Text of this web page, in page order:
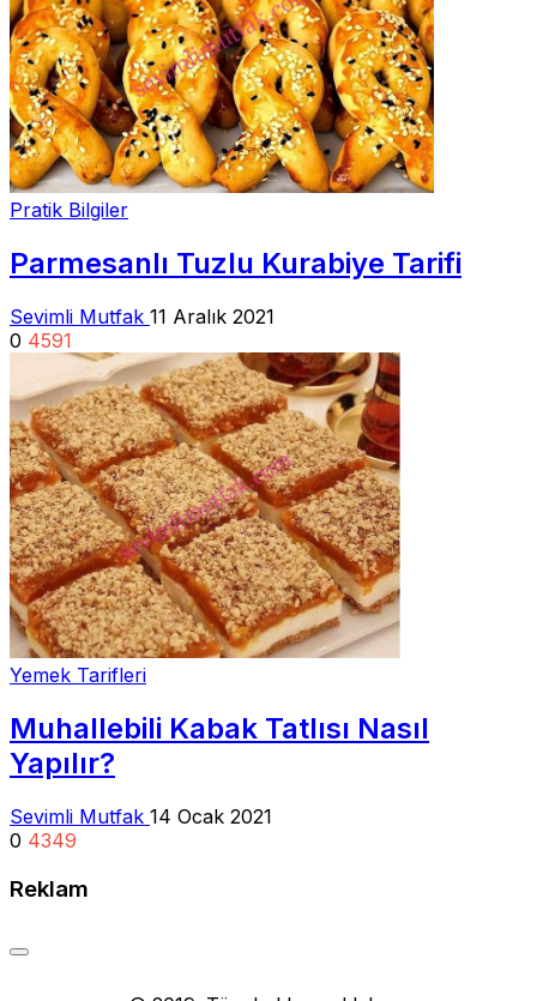
Pratik Bilgiler
Parmesanlı Tuzlu Kurabiye Tarifi
Sevimli Mutfak 11 Aralık 2021
0 4591
Yemek Tarifleri
Muhallebili Kabak Tatlısı Nasıl
Yapılır?
Sevimli Mutfak 14 Ocak 2021
0 4349
Reklam